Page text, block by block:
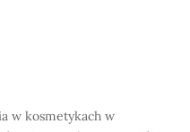
w kosmetykach w